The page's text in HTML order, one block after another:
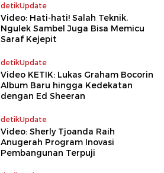
detikUpdate
Video: Hati-hati! Salah Teknik,
Ngulek Sambel Juga Bisa Memicu
Saraf Kejepit
detikUpdate
Video KETIK: Lukas Graham Bocorin
Album Baru hingga Kedekatan
dengan Ed Sheeran
detikUpdate
Video: Sherly Tjoanda Raih
Anugerah Program Inovasi
Pembangunan Terpuji